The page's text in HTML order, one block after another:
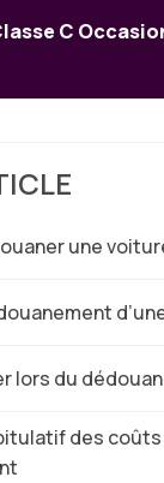
C
une
lors du
des coûts